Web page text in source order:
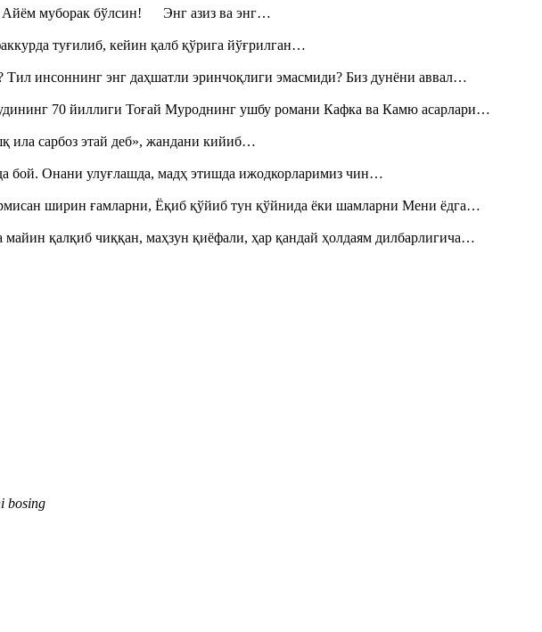
Айём муборак бўлсин! Энг азиз ва энг…
туғилиб, кейин қалб қўрига йўғрилган…
инсоннинг энг даҳшатли эринчоқлиги эмасмиди? Биз дунёни аввал…
70 йиллиги Тоғай Муроднинг ушбу романи Кафка ва Камю асарлари…
сарбоз этай деб», жандани кийиб…
бой. Онани улуғлашда, мадҳ этишда ижодкорларимиз чин…
ширин ғамларни, Ёқиб қўйиб тун қўйнида ёки шамларни Мени ёдга…
қалқиб чиққан, маҳзун қиёфали, ҳар қандай ҳолдаям дилбарлигича…
bosing